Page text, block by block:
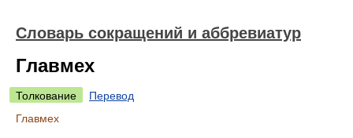
Словарь сокращений и аббревиатур
Главмех
Толкование
Перевод
Главмех